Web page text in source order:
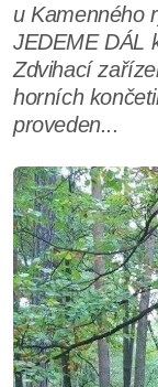
u Kamenného
JEDEME DÁL
Zdvihací
horních
proveden...